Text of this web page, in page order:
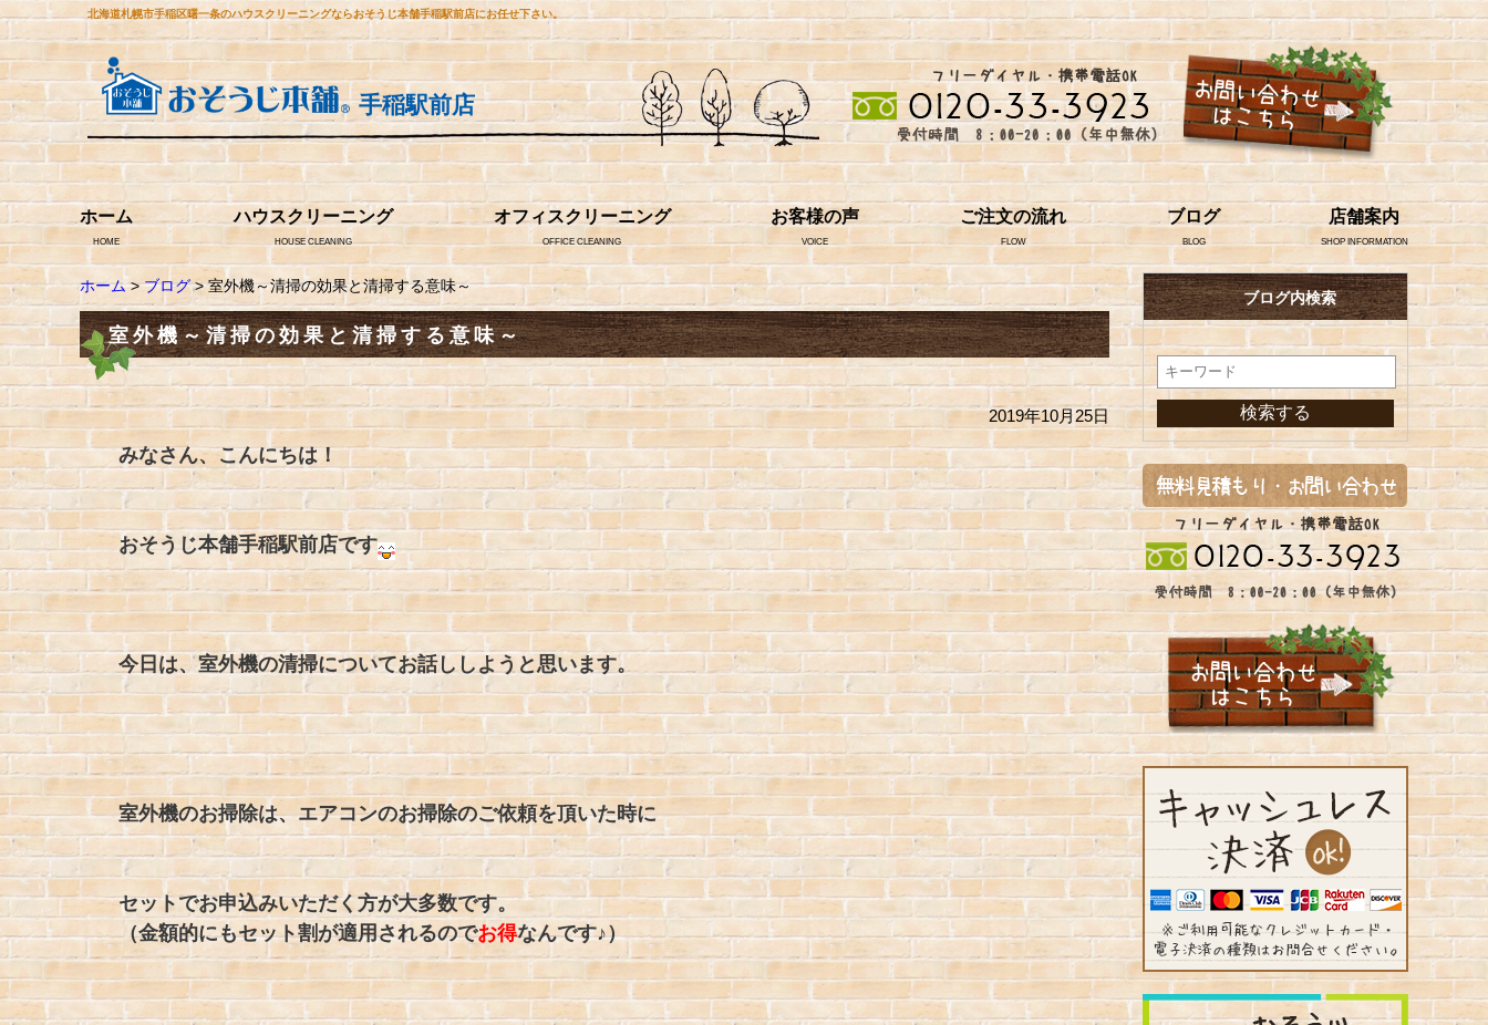
北海道札幌市手稲区曙一条のハウスクリーニングならおそうじ本舗手稲駅前店にお任せ下さい。
手稲駅前店
ホーム
HOME
ハウスクリーニング
HOUSE CLEANING
オフィスクリーニング
OFFICE CLEANING
お客様の声
VOICE
ご注文の流れ
FLOW
ブログ
BLOG
店舗案内
SHOP INFORMATION
ホーム>ブログ> 室外機～清掃の効果と清掃する意味～
室外機～清掃の効果と清掃する意味～
2019年10月25日
みなさん、こんにちは！
おそうじ本舗手稲駅前店です
今日は、室外機の清掃についてお話ししようと思います。
室外機のお掃除は、エアコンのお掃除のご依頼を頂いた時に
セットでお申込みいただく方が大多数です。
（金額的にもセット割が適用されるのでお得なんです♪）
ブログ内検索